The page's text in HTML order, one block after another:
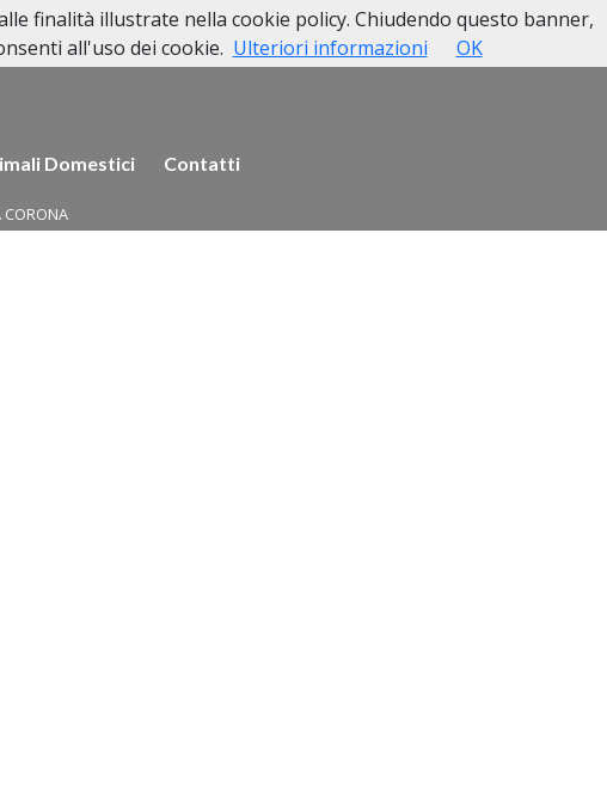
Domestici Contatti
CORONA
finalità illustrate nella cookie policy. Chiudendo questo banner,
all'uso dei cookie. Ulteriori informazioni OK